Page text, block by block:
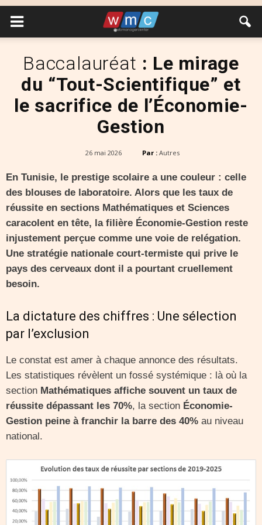
Baccalauréat : Le mirage
du “Tout-Scientifique” et
le sacrifice de l’Économie-
Gestion
26 mai 2026 Par : Autres
En Tunisie, le prestige scolaire a une couleur : celle
des blouses de laboratoire. Alors que les taux de
réussite en sections Mathématiques et Sciences
caracolent en tête, la filière Économie-Gestion reste
injustement perçue comme une voie de relégation.
Une stratégie nationale court-termiste qui prive le
pays des cerveaux dont il a pourtant cruellement
besoin.
La dictature des chiffres : Une sélection
par l’exclusion
Le constat est amer à chaque annonce des résultats.
Les statistiques révèlent un fossé systémique : là où la
section Mathématiques affiche souvent un taux de
réussite dépassant les 70%, la section Économie-
Gestion peine à franchir la barre des 40% au niveau
national.